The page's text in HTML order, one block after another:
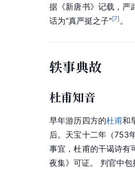
据《新唐书》记载，严
话为"真严挺之子"[7] 。
轶事典故
杜甫知音
早年游历四方的杜甫和
后。天宝十二年（753
事宜，杜甫的干谒诗有
夜集》可证。 判官中包